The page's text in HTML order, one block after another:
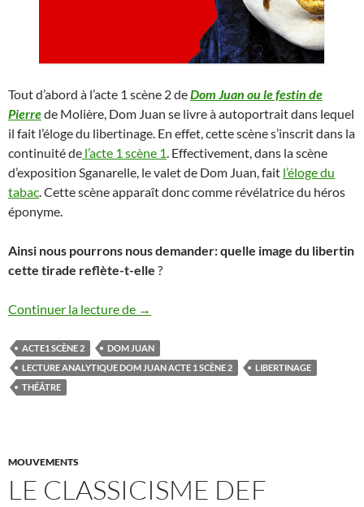
Tout d’abord à l’acte 1 scène 2 deDom Juan ou le festin de
Pierrede Molière, Dom Juan se livre à autoportrait dans lequel
il fait l’éloge du libertinage. En effet, cette scène s’inscrit dans la
continuité de l’acte 1 scène 1. Effectivement, dans la scène
d’exposition Sganarelle, le valet de Dom Juan, fait l’éloge du
tabac. Cette scène apparaît donc comme révélatrice du héros
éponyme.
Ainsi nous pourrons nous demander: quelle image du libertin
cette tirade reflète-t-elle ?
Continuer la lecture de Dom Juan acte 1 scène 2
→
ACTE1 SCÈNE 2
DOM JUAN
LECTURE ANALYTIQUE DOM JUAN ACTE 1 SCÈNE 2
LIBERTINAGE
THÉÂTRE
MOUVEMENTS
LE CLASSICISME DEF